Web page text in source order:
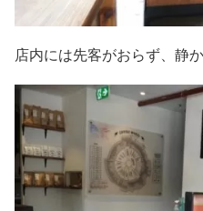
店内には先客がおらず、静か